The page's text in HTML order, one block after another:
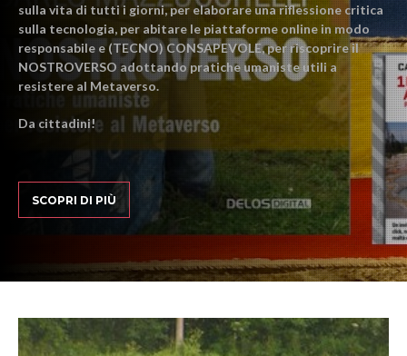
sulla vita di tutti i giorni, per elaborare una riflessione critica
sulla tecnologia, per abitare le piattaforme online in modo
responsabile e (TECNO) CONSAPEVOLE, per riscoprire il
NOSTROVERSO adottando pratiche umaniste utili a
resistere al Metaverso.
Da cittadini!
SCOPRI DI PIÙ